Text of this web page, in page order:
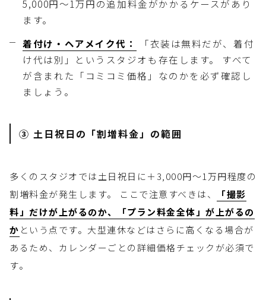
5,000円〜1万円の追加料金がかかるケースがあり
ます。
着付け・ヘアメイク代：
「衣装は無料だが、着付
け代は別」というスタジオも存在します。 すべて
が含まれた「コミコミ価格」なのかを必ず確認し
ましょう。
③ 土日祝日の「割増料金」の範囲
多くのスタジオでは土日祝日に＋3,000円〜1万円程度の
割増料金が発生します。 ここで注意すべきは、
「撮影
料」だけが上がるのか、「プラン料金全体」が上がるの
か という点です。大型連休などはさらに高くなる場合が
あるため、カレンダーごとの詳細価格チェックが必須で
す。